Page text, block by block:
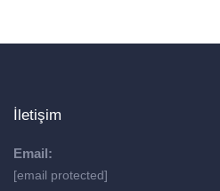
İletişim
Email:
[email protected]